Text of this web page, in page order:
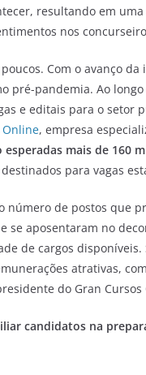
resultando em
nos
Com o avanço da
pré-pandemia. Ao
e editais para o setor
Online, empresa
esperadas mais de 160
para vagas
número de postos que
aposentaram no
de cargos
atrativas,
do Gran Cursos
candidatos na